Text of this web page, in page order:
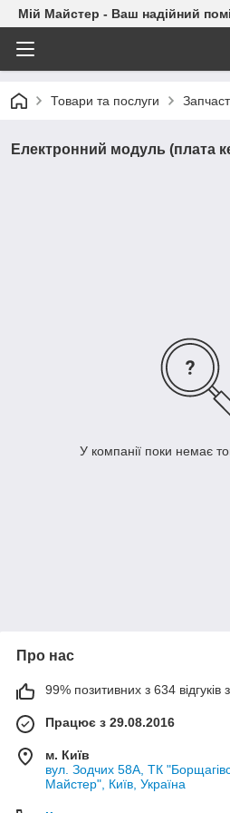
Мій Майстер - Ваш надійний
Товари та послуги
Електронний модуль (плата
У компанії поки немає
Про нас
99% позитивних з 634 відгуків
Працює з 29.08.2016
м. Київ
вул. Зодчих 58А, ТК
Майстер", Київ, Україна